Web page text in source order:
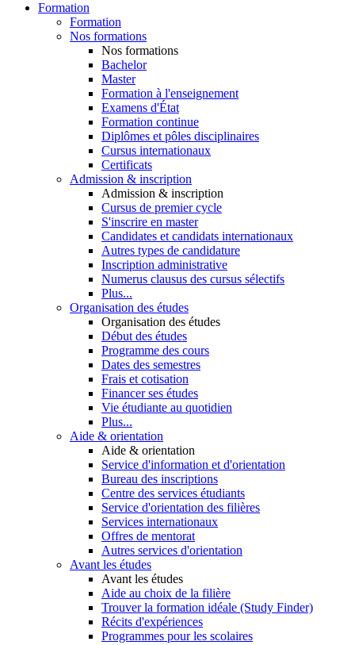
Formation
Formation
Nos formations
Nos formations
Bachelor
Master
Formation à l'enseignement
Examens d'État
Formation continue
Diplômes et pôles disciplinaires
Cursus internationaux
Certificats
Admission & inscription
Admission & inscription
Cursus de premier cycle
S'inscrire en master
Candidates et candidats internationaux
Autres types de candidature
Inscription administrative
Numerus clausus des cursus sélectifs
Plus...
Organisation des études
Organisation des études
Début des études
Programme des cours
Dates des semestres
Frais et cotisation
Financer ses études
Vie étudiante au quotidien
Plus...
Aide & orientation
Aide & orientation
Service d'information et d'orientation
Bureau des inscriptions
Centre des services étudiants
Service d'orientation des filières
Services internationaux
Offres de mentorat
Autres services d'orientation
Avant les études
Avant les études
Aide au choix de la filière
Trouver la formation idéale (Study Finder)
Récits d'expériences
Programmes pour les scolaires